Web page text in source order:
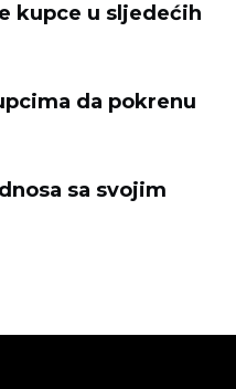
kupce u sljedećih
da pokrenu
sa svojim